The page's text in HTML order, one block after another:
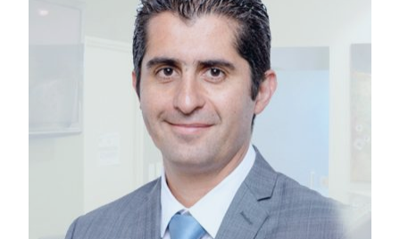
Dr. Mauricio Eugenin
ORTOPEDIA Y TRAUMATOLOGÍA
+506 2208-8127